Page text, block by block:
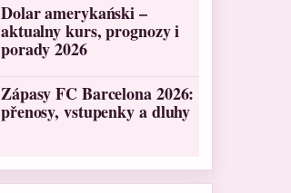
Dolar amerykański –
aktualny kurs, prognozy i
porady 2026
Zápasy FC Barcelona 2026:
přenosy, vstupenky a dluhy